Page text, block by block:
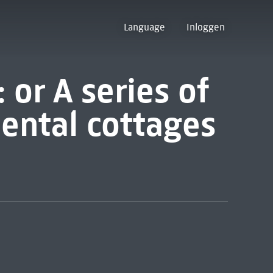
Language Inloggen
or A series of
cottages